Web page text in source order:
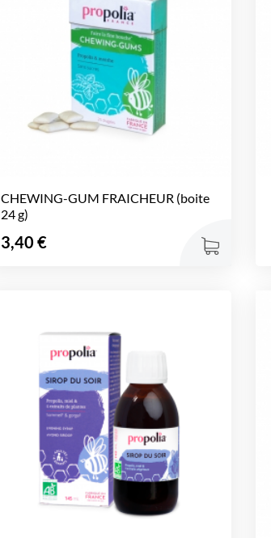
CHEWING-GUM FRAICHEUR (boite
24 g)
Prix
3,40 €